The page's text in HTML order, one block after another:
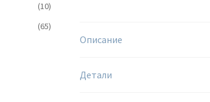
Описание
Детали
(10)
(65)